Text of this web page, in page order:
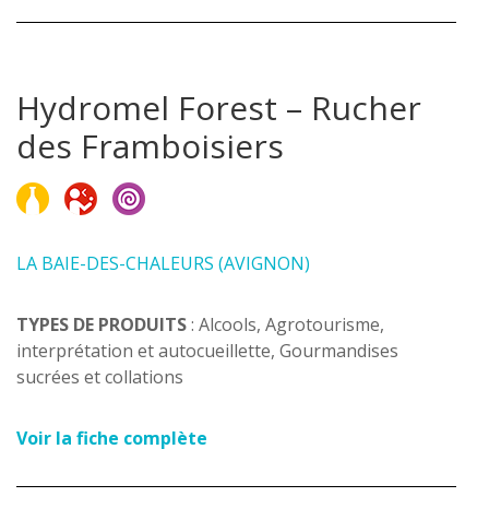
Hydromel Forest – Rucher
des Framboisiers
LA BAIE-DES-CHALEURS (AVIGNON)
TYPES DE PRODUITS: Alcools, Agrotourisme,
interprétation et autocueillette, Gourmandises
sucrées et collations
Voir la fiche complète